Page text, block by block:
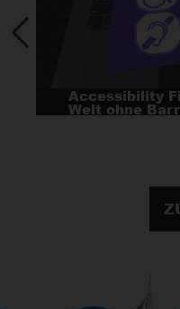
Accessibility
Welt ohne